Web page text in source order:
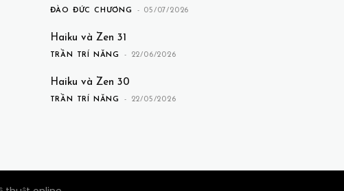
ĐÀO ĐỨC CHƯƠNG - 05/07/2026
Haiku và Zen 31
TRẦN TRÍ NĂNG - 22/06/2026
Haiku và Zen 30
TRẦN TRÍ NĂNG - 22/05/2026